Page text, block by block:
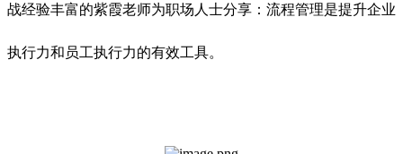
战经验丰富的紫霞老师为职场人士分享：流程管理是提升企业
执行力和员工执行力的有效工具。